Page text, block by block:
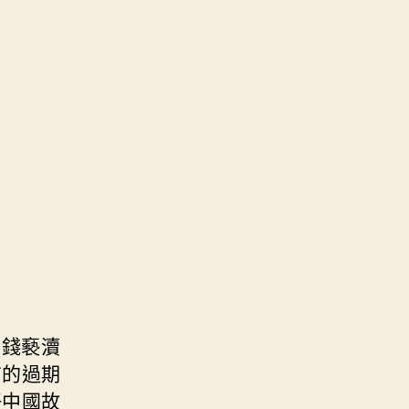
褻瀆
過期
國故